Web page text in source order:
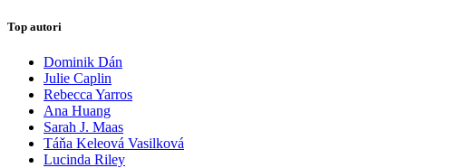
Top autori
Dominik Dán
Julie Caplin
Rebecca Yarros
Ana Huang
Sarah J. Maas
Táňa Keleová Vasilková
Lucinda Riley